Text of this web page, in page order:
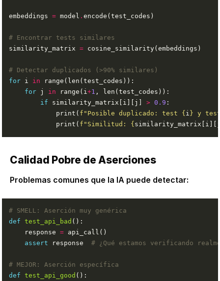
embeddings = model .
# Encontrar tests similares
similarity_matrix =
# Detectar duplicados (>90% similares)
for i in
for j in range(i+1
if similarity_matrix[i][j] > 0.9
            print(
f "Posible duplicado: test { i } y
            print(
f "Similitud: {
Calidad Pobre de Aserciones
Problemas comunes que la IA puede detectar:
# SMELL: Aserción muy genérica
def
test_api_bad
    response
=
assert response # ¿Qué estamos verificando
# MEJOR: Aserción específica
def
test_api_good